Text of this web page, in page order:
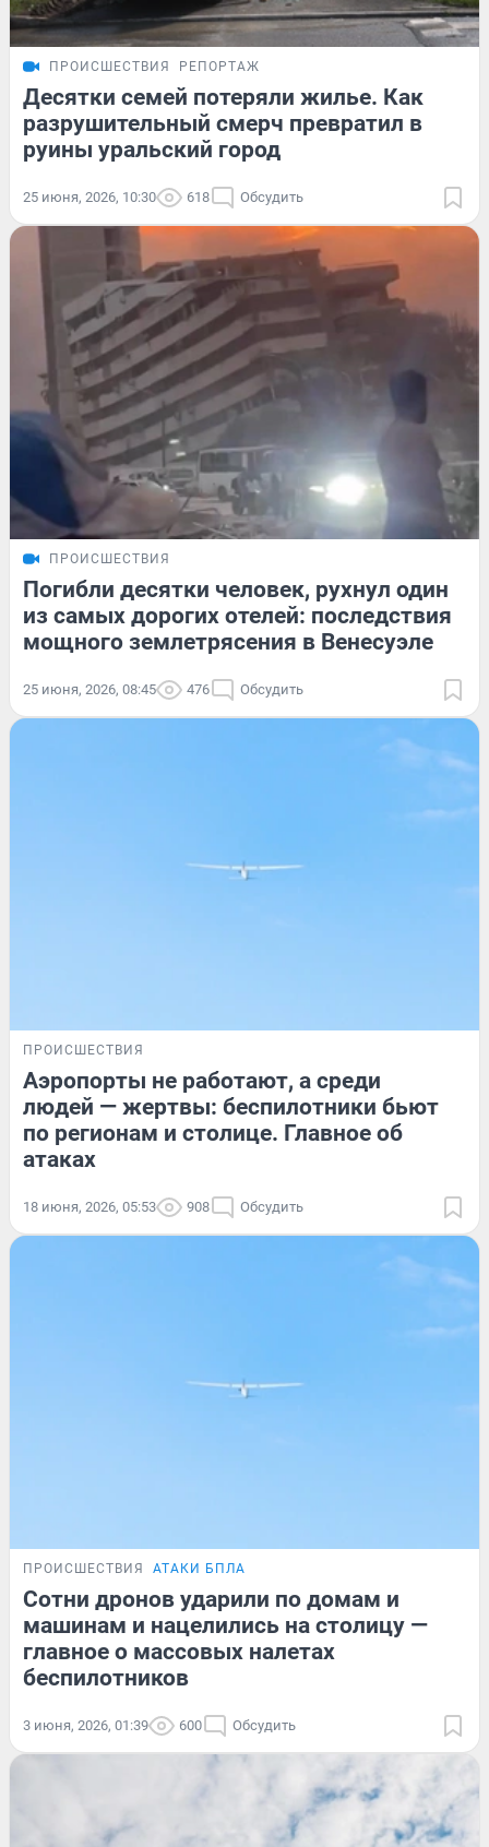
ПРОИСШЕСТВИЯ РЕПОРТАЖ
Десятки семей потеряли жилье. Как
разрушительный смерч превратил в
руины уральский город
25 июня, 2026, 10:30 618 Обсудить
ПРОИСШЕСТВИЯ
Погибли десятки человек, рухнул один
из самых дорогих отелей: последствия
мощного землетрясения в Венесуэле
25 июня, 2026, 08:45 476 Обсудить
ПРОИСШЕСТВИЯ
Аэропорты не работают, а среди
людей — жертвы: беспилотники бьют
по регионам и столице. Главное об
атаках
18 июня, 2026, 05:53 908 Обсудить
ПРОИСШЕСТВИЯ АТАКИ БПЛА
Сотни дронов ударили по домам и
машинам и нацелились на столицу —
главное о массовых налетах
беспилотников
3 июня, 2026, 01:39 600 Обсудить